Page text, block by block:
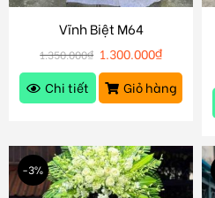
Vĩnh Biệt M64
1.350.000₫ 1.300.000₫
Chi tiết
Giỏ hàng
-3%